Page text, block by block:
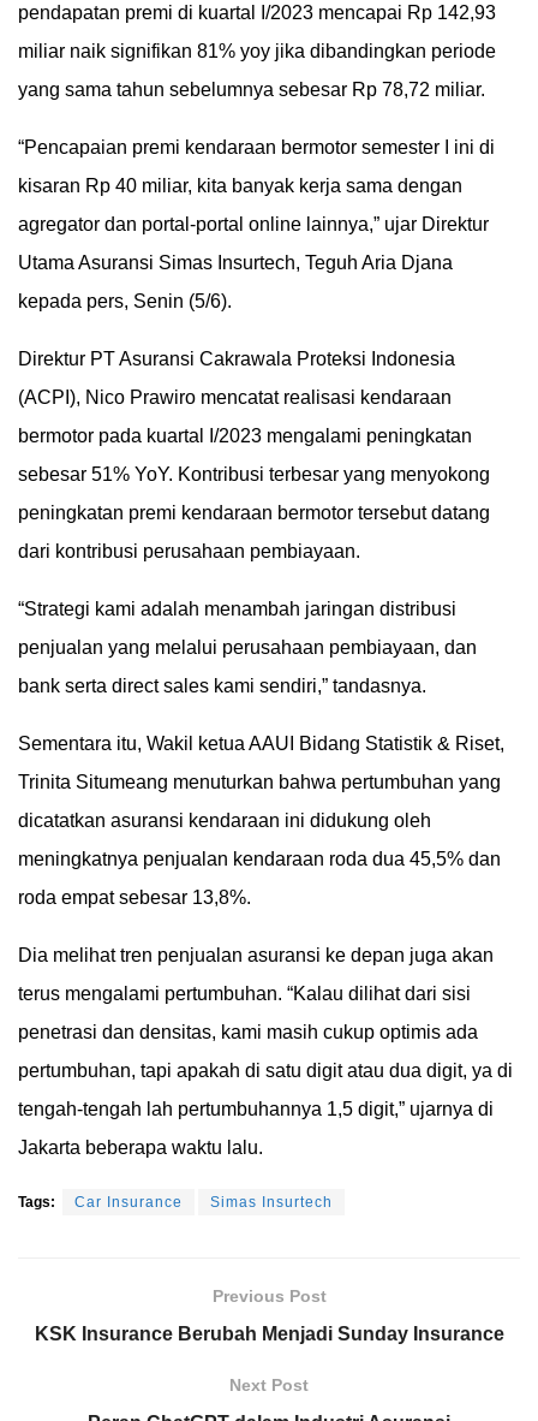
pendapatan premi di kuartal I/2023 mencapai Rp 142,93
miliar naik signifikan 81% yoy jika dibandingkan periode
yang sama tahun sebelumnya sebesar Rp 78,72 miliar.
“Pencapaian premi kendaraan bermotor semester I ini di
kisaran Rp 40 miliar, kita banyak kerja sama dengan
agregator dan portal-portal online lainnya,” ujar Direktur
Utama Asuransi Simas Insurtech, Teguh Aria Djana
kepada pers, Senin (5/6).
Direktur PT Asuransi Cakrawala Proteksi Indonesia
(ACPI), Nico Prawiro mencatat realisasi kendaraan
bermotor pada kuartal I/2023 mengalami peningkatan
sebesar 51% YoY. Kontribusi terbesar yang menyokong
peningkatan premi kendaraan bermotor tersebut datang
dari kontribusi perusahaan pembiayaan.
“Strategi kami adalah menambah jaringan distribusi
penjualan yang melalui perusahaan pembiayaan, dan
bank serta direct sales kami sendiri,” tandasnya.
Sementara itu, Wakil ketua AAUI Bidang Statistik & Riset,
Trinita Situmeang menuturkan bahwa pertumbuhan yang
dicatatkan asuransi kendaraan ini didukung oleh
meningkatnya penjualan kendaraan roda dua 45,5% dan
roda empat sebesar 13,8%.
Dia melihat tren penjualan asuransi ke depan juga akan
terus mengalami pertumbuhan. “Kalau dilihat dari sisi
penetrasi dan densitas, kami masih cukup optimis ada
pertumbuhan, tapi apakah di satu digit atau dua digit, ya di
tengah-tengah lah pertumbuhannya 1,5 digit,” ujarnya di
Jakarta beberapa waktu lalu.
Tags: Car Insurance Simas Insurtech
Previous Post
KSK Insurance Berubah Menjadi Sunday Insurance
Next Post